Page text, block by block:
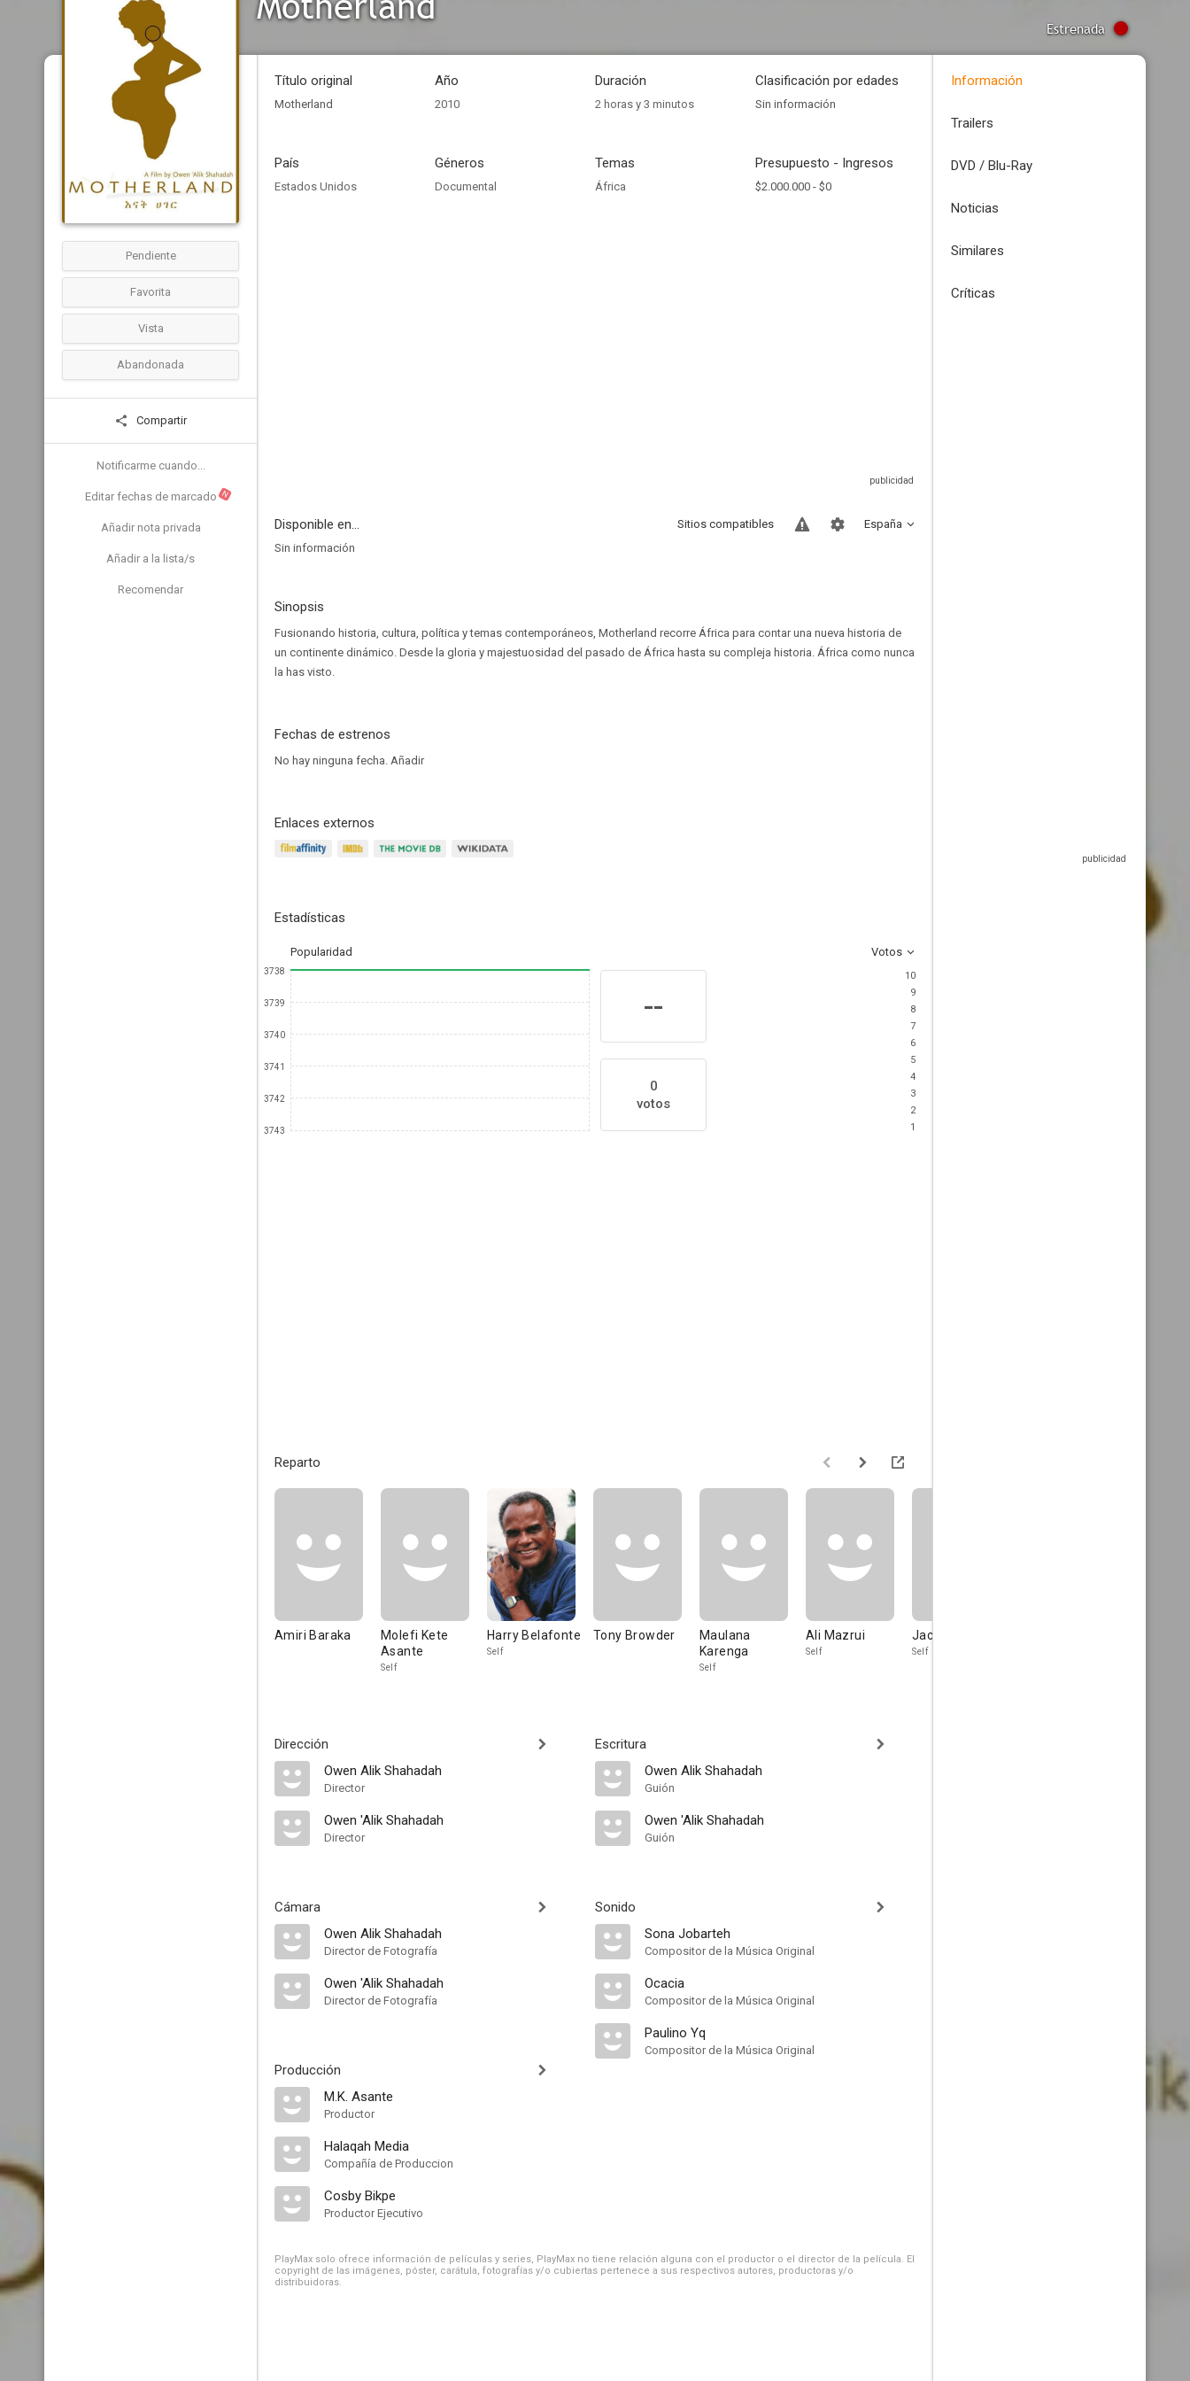
Estrenada
Pendiente
Favorita
Vista
Abandonada
Compartir
Notificarme cuando...
Editar fechas de marcado N
Añadir nota privada
Añadir a la lista/s
Recomendar
Título original
Motherland
Año
2010
Duración
2 horas y 3 minutos
Clasificación por edades
Sin información
País
Estados Unidos
Géneros
Documental
Temas
África
Presupuesto - Ingresos
$2.000.000 - $0
Disponible en... España
Sitios compatibles
Sin información
Sinopsis
Fusionando historia, cultura, política y temas contemporáneos, Motherland recorre África para contar una nueva historia de
un continente dinámico. Desde la gloria y majestuosidad del pasado de África hasta su compleja historia. África como nunca
la has visto.
Fechas de estrenos
No hay ninguna fecha. Añadir
Enlaces externos
Estadísticas
Popularidad Votos
3738
3739
3740
3741
3742
3743
--
0
votos
10
9
8
7
6
5
4
3
2
1
Reparto
Amiri Baraka
Molefi Kete
Asante
Self
Harry Belafonte
Self
Tony Browder
Maulana
Karenga
Self
Ali Mazrui
Self
Jacob Zuma
Self
Dirección
Owen Alik Shahadah
Director
Owen 'Alik Shahadah
Director
Cámara
Owen Alik Shahadah
Director de Fotografía
Owen 'Alik Shahadah
Director de Fotografía
Producción
M.K. Asante
Productor
Halaqah Media
Compañía de Produccion
Cosby Bikpe
Productor Ejecutivo
Escritura
Owen Alik Shahadah
Guión
Owen 'Alik Shahadah
Guión
Sonido
Sona Jobarteh
Compositor de la Música Original
Ocacia
Compositor de la Música Original
Paulino Yq
Compositor de la Música Original
PlayMax solo ofrece información de películas y series, PlayMax no tiene relación alguna con el productor o el director de la película. El
copyright de las imágenes, póster, carátula, fotografías y/o cubiertas pertenece a sus respectivos autores, productoras y/o
distribuidoras.
Información
Trailers
DVD / Blu-Ray
Noticias
Similares
Críticas